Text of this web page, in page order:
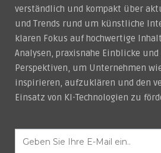
verständlich und kompakt über
und Trends rund um künstliche
klaren Fokus auf hochwertige
Analysen, praxisnahe Einblicke
Perspektiven, um Unternehmen
inspirieren, aufzuklären und den
Einsatz von KI-Technologien zu